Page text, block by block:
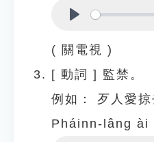
( 關電視 )
[ 動詞 ] 監禁。
例如：
歹人愛掠
Pháinn-lâng